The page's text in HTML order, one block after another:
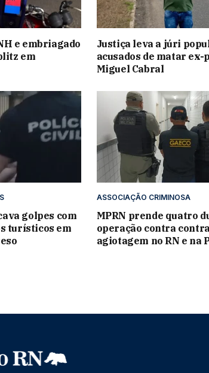
e embriagado
em
Justiça leva a júri
acusados de matar
Miguel Cabral
golpes com
turísticos em
ASSOCIAÇÃO CRIMINOSA
MPRN prende quatro
operação contra
agiotagem no RN e na